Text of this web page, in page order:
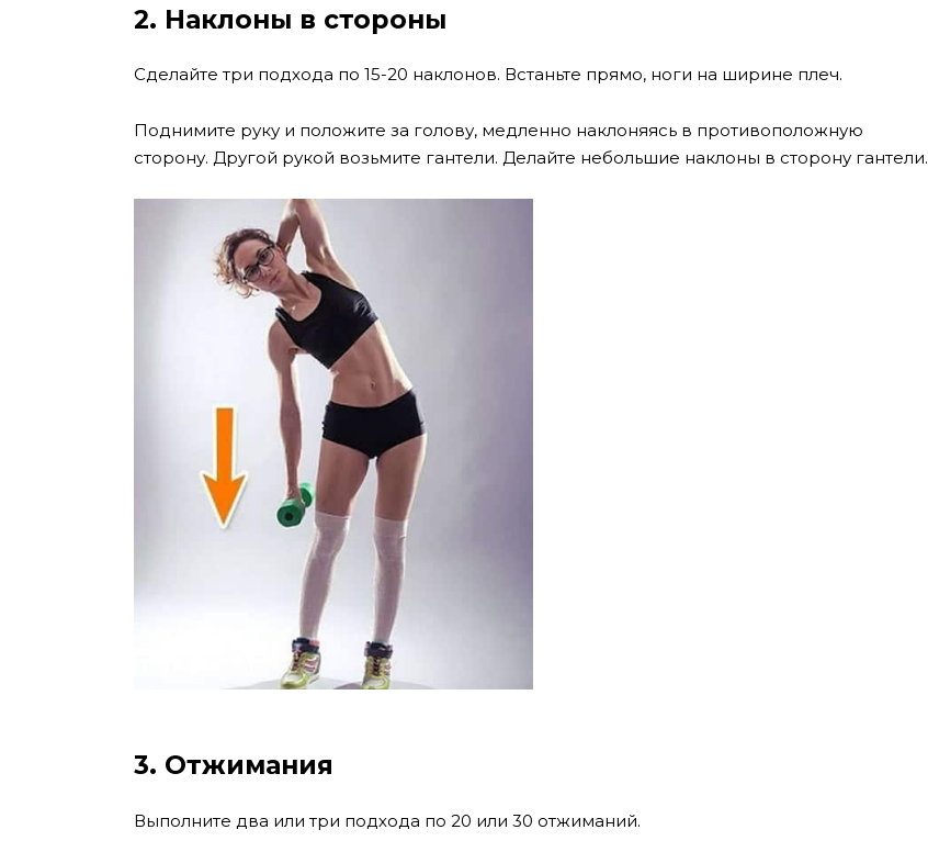
2. Наклоны в стороны
Сделайте три подхода по 15-20 наклонов. Встаньте прямо, ноги на ширине плеч.
Поднимите руку и положите за голову, медленно наклоняясь в противоположную
сторону. Другой рукой возьмите гантели. Делайте небольшие наклоны в сторону гантели.
3. Отжимания
Выполните два или три подхода по 20 или 30 отжиманий.